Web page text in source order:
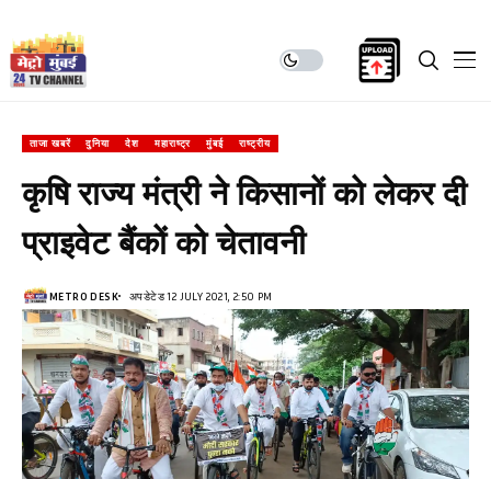
ताजा खबरें दुनिया देश महाराष्ट्र मुंबई राष्ट्रीय
कृषि राज्य मंत्री ने किसानों को लेकर दी
प्राइवेट बैंकों को चेतावनी
METRO DESK अपडेटेड 12 JULY 2021, 2:50 PM